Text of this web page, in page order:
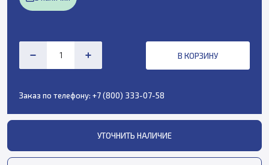
В КОРЗИНУ
Заказ по телефону: +7 (800) 333-07-58
УТОЧНИТЬ НАЛИЧИЕ